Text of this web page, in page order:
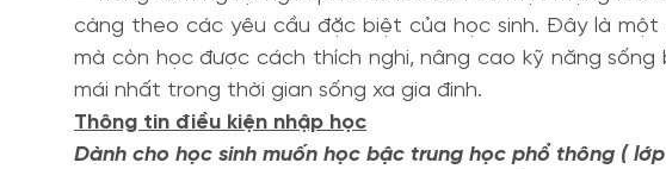
càng theo các yêu cầu đặc biệt của học sinh. Đây là một
mà còn học được cách thích nghi, nâng cao kỹ năng
mái nhất trong thời gian sống xa gia đinh.
Thông tin điều kiện nhập học
Dành cho học sinh muốn học bậc trung học phổ thông ( lớp